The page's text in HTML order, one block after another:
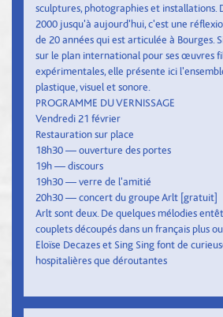
sculptures, photographies et installations.
2000 jusqu'à aujourd'hui, c'est une
de 20 années qui est articulée à Bourges.
sur le plan international pour ses œuvres
expérimentales, elle présente ici
plastique, visuel et sonore.
PROGRAMME DU VERNISSAGE
Vendredi 21 février
Restauration sur place
18h30 — ouverture des portes
19h — discours
19h30 — verre de l'amitié
20h30 — concert du groupe Arlt [gratuit]
Arlt sont deux. De quelques mélodies
couplets découpés dans un français plus
Eloïse Decazes et Sing Sing font de
hospitalières que déroutantes